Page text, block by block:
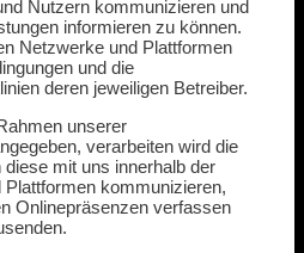
Nutzern kommunizieren und
informieren zu können.
Netzwerke und Plattformen
und die
deren jeweiligen Betreiber.
unserer
verarbeiten wird die
mit uns innerhalb der
kommunizieren,
Onlinepräsenzen verfassen